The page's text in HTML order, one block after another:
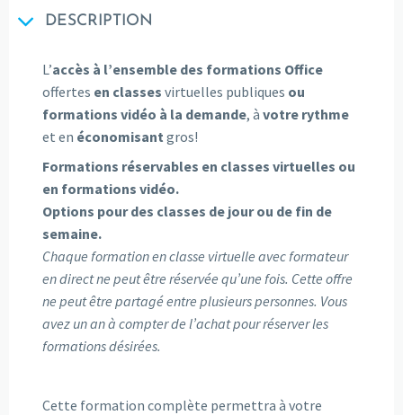
DESCRIPTION
L’accès à l’ensemble des formations Office
offertes en classes virtuelles publiques ou
formations vidéo à la demande, à votre rythme
et en économisant gros!
Formations réservables en classes virtuelles ou
en formations vidéo.
Options pour des classes de jour ou de fin de
semaine.
Chaque formation en classe virtuelle avec formateur
en direct ne peut être réservée qu’une fois. Cette offre
ne peut être partagé entre plusieurs personnes. Vous
avez un an à compter de l’achat pour réserver les
formations désirées.
Cette formation complète permettra à votre